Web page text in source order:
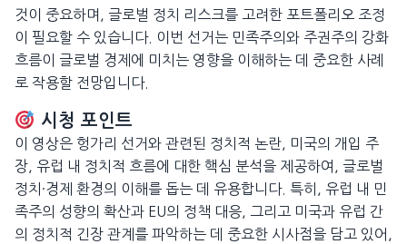
것이 중요하며, 글로벌 정치 리스크를 고려한 포트폴리오 조정
이 필요할 수 있습니다. 이번 선거는 민족주의와 주권주의 강화
흐름이 글로벌 경제에 미치는 영향을 이해하는 데 중요한 사례
로 작용할 전망입니다.
시청 포인트
이 영상은 헝가리 선거와 관련된 정치적 논란, 미국의 개입 주
장, 유럽 내 정치적 흐름에 대한 핵심 분석을 제공하여, 글로벌
정치·경제 환경의 이해를 돕는 데 유용합니다. 특히, 유럽 내 민
족주의 성향의 확산과 EU의 정책 대응, 그리고 미국과 유럽 간
의 정치적 긴장 관계를 파악하는 데 중요한 시사점을 담고 있어,